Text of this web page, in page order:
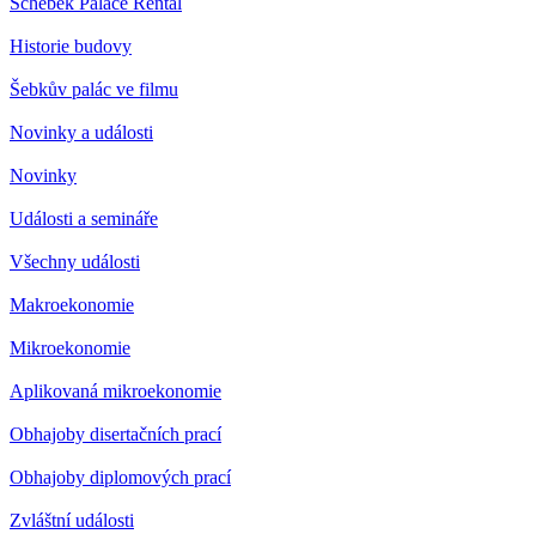
Historie budovy
Šebkův palác ve filmu
Novinky a události
Novinky
Události a semináře
Všechny události
Makroekonomie
Mikroekonomie
Aplikovaná mikroekonomie
Obhajoby disertačních prací
Obhajoby diplomových prací
Zvláštní události